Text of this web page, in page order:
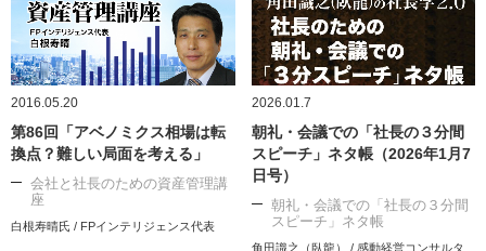
2016.05.20
第86回「アベノミクス相場は転
換点？難しい局面を考える」
会社と社長のための資産管理講
座
白根寿晴氏 / FPインテリジェンス代表
2026.01.7
朝礼・会議での「社長の３分間
スピーチ」ネタ帳（2026年1月7
日号）
朝礼・会議での「社長の３分間
スピーチ」ネタ帳
角田識之（臥龍） / 感動経営コンサルタ